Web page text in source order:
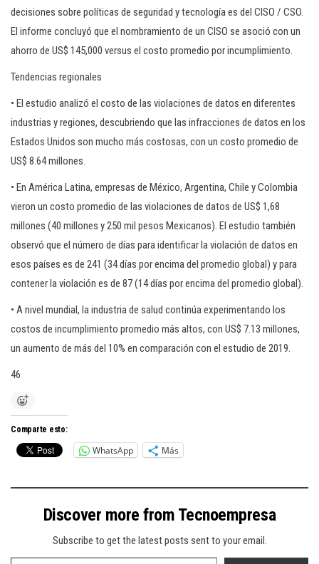
decisiones sobre políticas de seguridad y tecnología es del CISO / CSO.
El informe concluyó que el nombramiento de un CISO se asoció con un
ahorro de US$ 145,000 versus el costo promedio por incumplimiento.
Tendencias regionales
• El estudio analizó el costo de las violaciones de datos en diferentes
industrias y regiones, descubriendo que las infracciones de datos en los
Estados Unidos son mucho más costosas, con un costo promedio de
US$ 8.64 millones.
• En América Latina, empresas de México, Argentina, Chile y Colombia
vieron un costo promedio de las violaciones de datos de US$ 1,68
millones (40 millones y 250 mil pesos Mexicanos). El estudio también
observó que el número de días para identificar la violación de datos en
esos países es de 241 (34 días por encima del promedio global) y para
contener la violación es de 87 (14 días por encima del promedio global).
• A nivel mundial, la industria de salud continúa experimentando los
costos de incumplimiento promedio más altos, con US$ 7.13 millones,
un aumento de más del 10% en comparación con el estudio de 2019.
46
Comparte esto:
WhatsApp Más
Discover more from Tecnoempresa
Subscribe to get the latest posts sent to your email.
Type your email…